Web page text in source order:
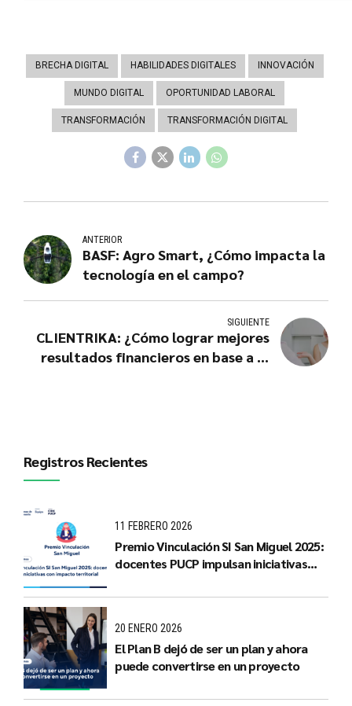
BRECHA DIGITAL HABILIDADES DIGITALES INNOVACIÓN
MUNDO DIGITAL OPORTUNIDAD LABORAL
TRANSFORMACIÓN TRANSFORMACIÓN DIGITAL
ANTERIOR
BASF: Agro Smart, ¿Cómo impacta la
tecnología en el campo?
SIGUIENTE
CLIENTRIKA: ¿Cómo lograr mejores
resultados financieros en base a la
Registros Recientes
11 FEBRERO 2026
Premio Vinculación SI San Miguel 2025:
docentes PUCP impulsan iniciativas
20 ENERO 2026
El Plan B dejó de ser un plan y ahora
puede convertirse en un proyecto